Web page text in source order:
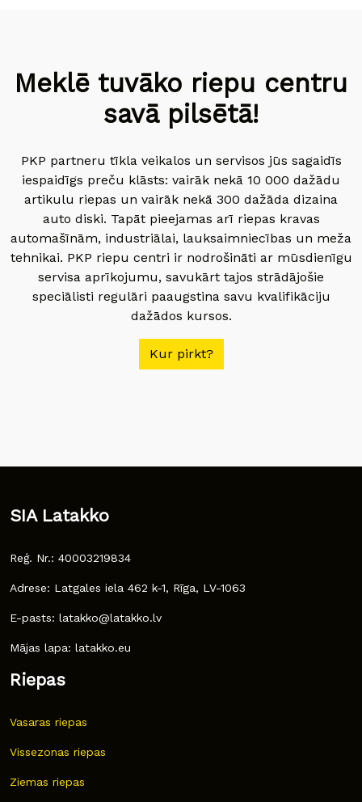
Meklē tuvāko riepu centru
savā pilsētā!
PKP partneru tīkla veikalos un servisos jūs sagaidīs
iespaidīgs preču klāsts: vairāk nekā 10 000 dažādu
artikulu riepas un vairāk nekā 300 dažāda dizaina
auto diski. Tapāt pieejamas arī riepas kravas
automašīnām, industriālai, lauksaimniecības un meža
tehnikai. PKP riepu centri ir nodrošināti ar mūsdienīgu
servisa aprīkojumu, savukārt tajos strādājošie
speciālisti regulāri paaugstina savu kvalifikāciju
dažādos kursos.
Kur pirkt?
SIA Latakko
Reģ. Nr.: 40003219834
Adrese: Latgales iela 462 k-1, Rīga, LV-1063
E-pasts: latakko@latakko.lv
Mājas lapa: latakko.eu
Riepas
Vasaras riepas
Vissezonas riepas
Ziemas riepas